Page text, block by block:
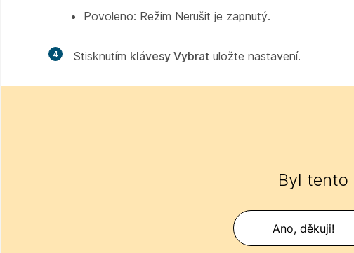
Povoleno: Režim Nerušit je zapnutý.
4 Stisknutím klávesy Vybrat uložte nastavení.
Byl tento
Ano, děkuji!